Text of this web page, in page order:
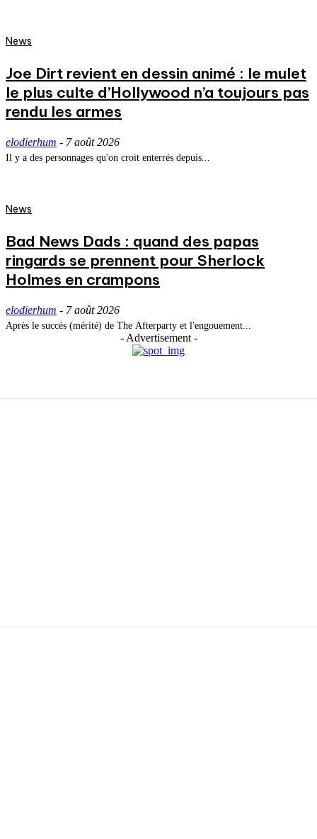
News
Joe Dirt revient en dessin animé : le mulet
le plus culte d’Hollywood n’a toujours pas
rendu les armes
elodierhum - 7 août 2026
Il y a des personnages qu'on croit enterrés depuis...
News
Bad News Dads : quand des papas
ringards se prennent pour Sherlock
Holmes en crampons
elodierhum - 7 août 2026
Après le succès (mérité) de The Afterparty et l'engouement...
- Advertisement -